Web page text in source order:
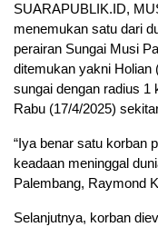
SUARAPUBLIK.ID,
menemukan satu dari
perairan Sungai Musi
ditemukan yakni Holian
sungai dengan radius 1
Rabu (17/4/2025)
“Iya benar satu korban
keadaan meninggal
Palembang, Raymond
Selanjutnya, korban